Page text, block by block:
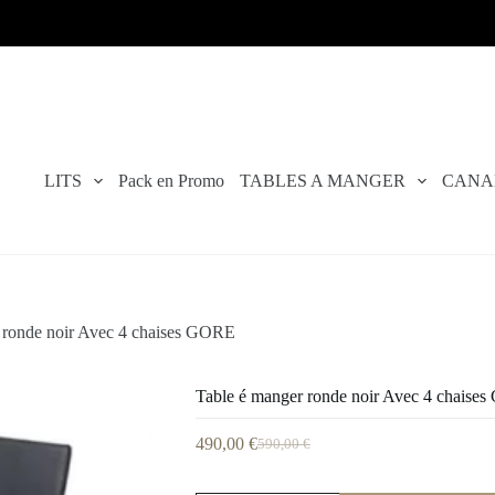
LITS Pack en Promo TABLES A MANGER
noir Avec 4 chaises GORE
Table é manger ronde noir Avec 4 chaises
590,00€
490,00 €